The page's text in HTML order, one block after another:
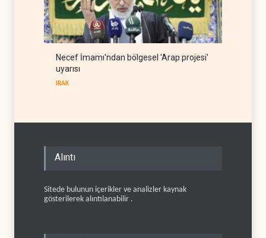
Necef İmamı'ndan bölgesel 'Arap projesi'
uyarısı
IRAK
Alıntı
Sitede bulunun içerikler ve analizler kaynak
gösterilerek alıntılanabilir .